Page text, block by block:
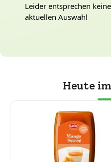
Leider entsprechen
aktuellen Auswahl
Heute